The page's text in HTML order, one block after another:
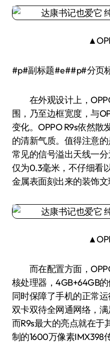
#p#副标题#e##p#分页
在外观设计上，
围，乃至边框宽度，与
变化。OPPO R9s依然散
的清新气质。值得注意
常见的信号溢出天线一
仅为0.3毫米，不仔细看
金属表面刻出来的装饰文
而在配置方面，
核处理器，4GB+64GB
同时保障了手机的正常
双卡双待全网通网络，满
而R9s最大的亮点就在于
制的1600万像素IMX398